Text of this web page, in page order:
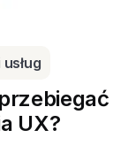
UX?